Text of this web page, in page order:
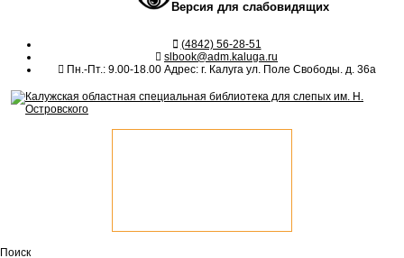
Версия для слабовидящих
(4842) 56-28-51
slbook@adm.kaluga.ru
Пн.-Пт.: 9.00-18.00 Адрес: г. Калуга ул. Поле Свободы. д. 36а
Поиск